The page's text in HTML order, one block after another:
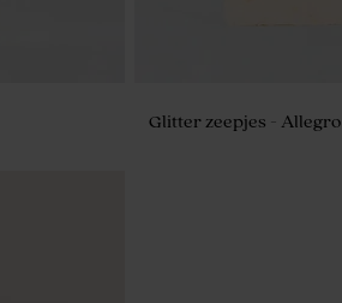
Glitter zeepjes - Allegro